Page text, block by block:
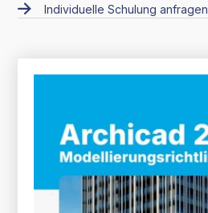
Individuelle Schulung anfragen